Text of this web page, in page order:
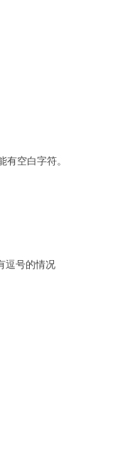
空白字符。
逗号的情况